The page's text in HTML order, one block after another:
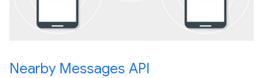
Nearby Messages API